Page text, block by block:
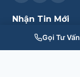
Nhận Tin Mới
Gọi Tư Vấn